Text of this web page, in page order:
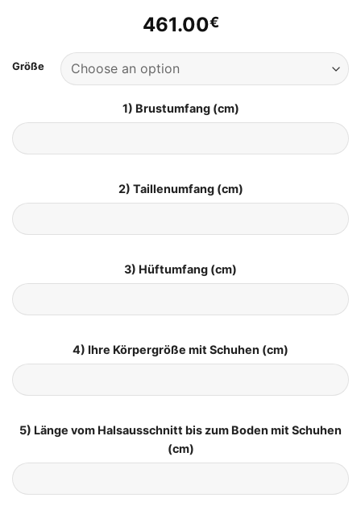
461.00€
Größe
1) Brustumfang (cm)
2) Taillenumfang (cm)
3) Hüftumfang (cm)
4) Ihre Körpergröße mit Schuhen (cm)
5) Länge vom Halsausschnitt bis zum Boden mit Schuhen
(cm)